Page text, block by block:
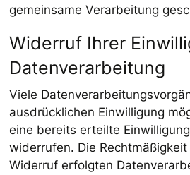
gemeinsame Verarbeitung
Widerruf Ihrer
Datenverarbeitung
Viele
ausdrücklichen Einwilligung
eine bereits erteilte
widerrufen. Die
Widerruf erfolgten